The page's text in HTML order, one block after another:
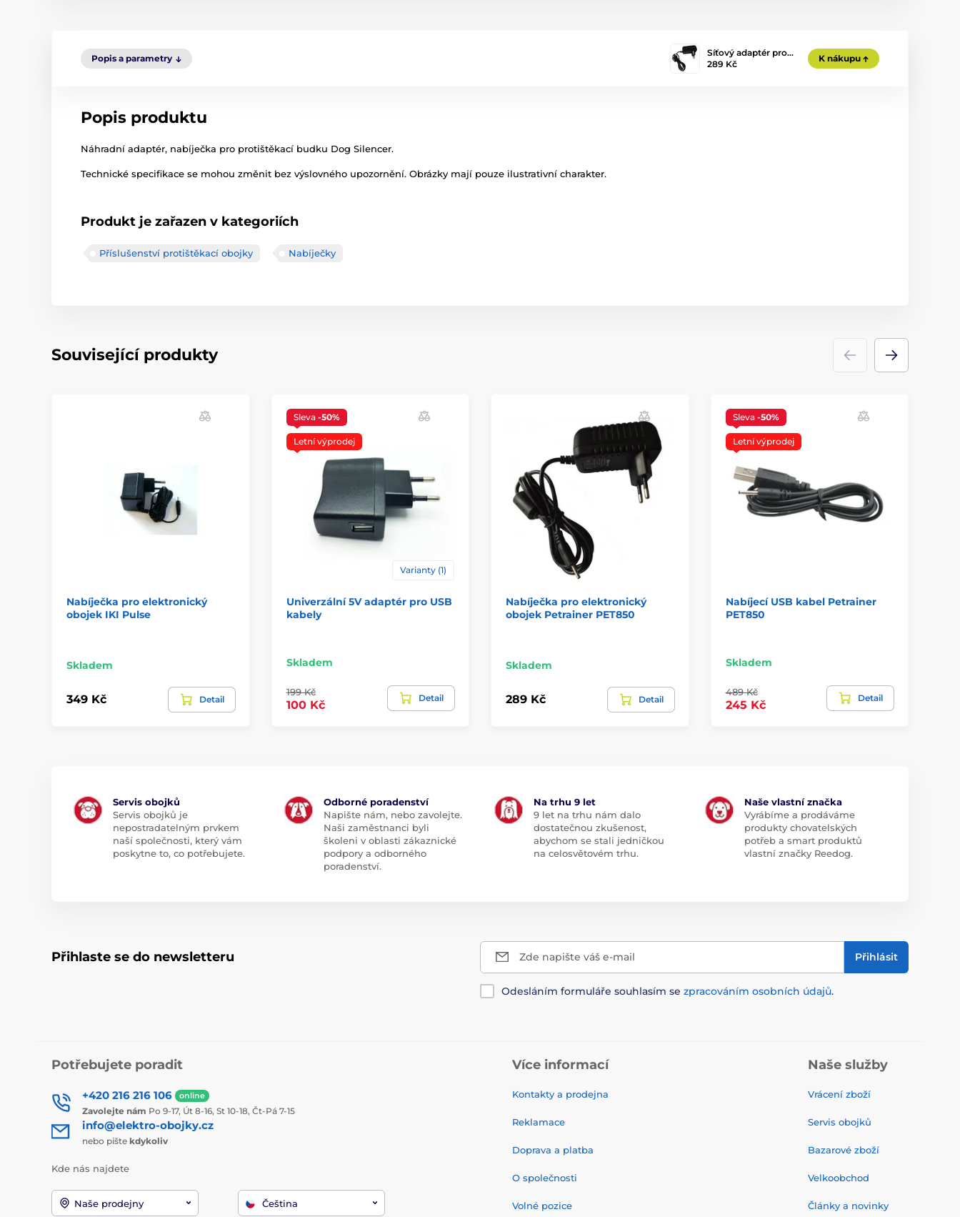
Popis a parametry
Síťový adaptér pro…
289 Kč
K nákupu
Popis produktu
Náhradní adaptér, nabíječka pro protištěkací budku Dog Silencer.
Technické specifikace se mohou změnit bez výslovného upozornění. Obrázky mají pouze ilustrativní charakter.
Produkt je zařazen v kategoriích
Příslušenství protištěkací obojky Nabíječky
Související produkty
Nabíječka pro elektronický
obojek IKI Pulse
Skladem
349 Kč Detail
Sleva -50%
Letní výprodej
Varianty (1)
Univerzální 5V adaptér pro USB
kabely
Skladem
199 Kč
100 Kč
Detail
Nabíječka pro elektronický
obojek Petrainer PET850
Skladem
289 Kč Detail
Sleva -50%
Letní výprodej
Nabíjecí USB kabel Petrainer
PET850
Skladem
489 Kč
245 Kč
Detail
Servis obojků
Servis obojků je
nepostradatelným prvkem
naší společnosti, který vám
poskytne to, co potřebujete.
Odborné poradenství
Napište nám, nebo zavolejte.
Naši zaměstnanci byli
školeni v oblasti zákaznické
podpory a odborného
poradenství.
Na trhu 9 let
9 let na trhu nám dalo
dostatečnou zkušenost,
abychom se stali jedničkou
na celosvětovém trhu.
Naše vlastní značka
Vyrábíme a prodáváme
produkty chovatelských
potřeb a smart produktů
vlastní značky Reedog.
Přihlaste se do newsletteru Zde napište váš e-mail Přihlásit
Odesláním formuláře souhlasím se zpracováním osobních údajů.
Potřebujete poradit
+420 216 216 106 online
Zavolejte nám Po 9-17, Út 8-16, St 10-18, Čt-Pá 7-15
info@elektro-obojky.cz
nebo pište kdykoliv
Kde nás najdete
Naše prodejny Čeština
Více informací
Kontakty a prodejna
Reklamace
Doprava a platba
O společnosti
Volné pozice
Naše služby
Vrácení zboží
Servis obojků
Bazarové zboží
Velkoobchod
Články a novinky